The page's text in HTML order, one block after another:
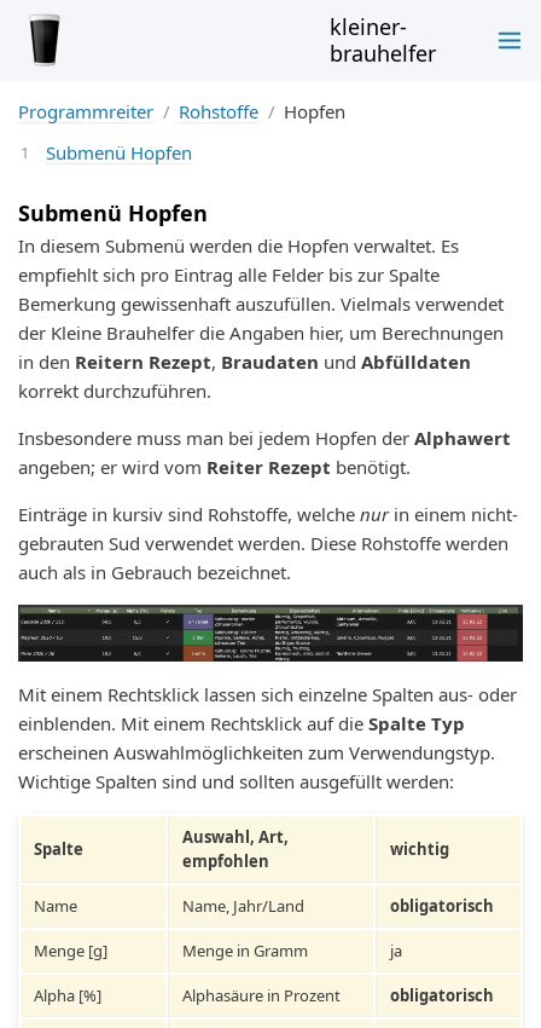
kleiner-
brauhelfer
Programmreiter Rohstoffe
Hopfen
Submenü Hopfen
Submenü Hopfen
In diesem Submenü werden die Hopfen verwaltet. Es
empfiehlt sich pro Eintrag alle Felder bis zur Spalte
Bemerkung gewissenhaft auszufüllen. Vielmals verwendet
der Kleine Brauhelfer die Angaben hier, um Berechnungen
in den Reitern Rezept, Braudaten und Abfülldaten
korrekt durchzuführen.
Insbesondere muss man bei jedem Hopfen der Alphawert
angeben; er wird vom Reiter Rezept benötigt.
Einträge in kursiv sind Rohstoffe, welche nurin einem nicht-
gebrauten Sud verwendet werden. Diese Rohstoffe werden
auch als in Gebrauch bezeichnet.
Mit einem Rechtsklick lassen sich einzelne Spalten aus- oder
einblenden. Mit einem Rechtsklick auf die Spalte Typ
erscheinen Auswahlmöglichkeiten zum Verwendungstyp.
Wichtige Spalten sind und sollten ausgefüllt werden:
Spalte
Auswahl, Art,
empfohlen
wichtig
Name Name, Jahr/Land obligatorisch
Menge [g] Menge in Gramm ja
Alpha [%] Alphasäure in Prozent obligatorisch